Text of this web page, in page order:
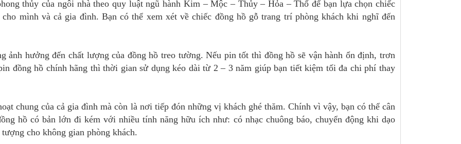
thủy của ngôi nhà theo quy luật ngũ hành Kim – Mộc – Thủy – Hỏa – Thổ để bạn lựa chọn chiếc
mình và cả gia đình. Bạn có thể xem xét về chiếc đồng hồ gỗ trang trí phòng khách khi nghĩ đến
ảnh hưởng đến chất lượng của đồng hồ treo tường. Nếu pin tốt thì đồng hồ sẽ vận hành ổn định, trơn
đồng hồ chính hãng thì thời gian sử dụng kéo dài từ 2 – 3 năm giúp bạn tiết kiệm tối đa chi phí thay
chung của cả gia đình mà còn là nơi tiếp đón những vị khách ghé thăm. Chính vì vậy, bạn có thể cân
hồ có bản lớn đi kém với nhiều tính năng hữu ích như: có nhạc chuông báo, chuyển động khi dạo
cho không gian phòng khách.